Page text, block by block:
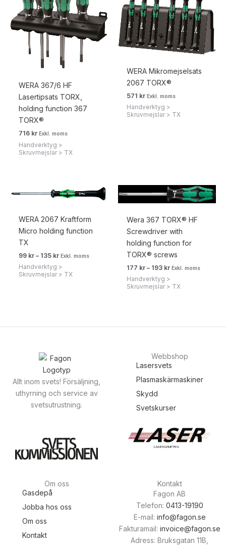
WERA 367/6 HF
Lasertipsats TORX,
holding function 367
TORX®
716 kr Exkl. moms
Handverktyg >
Skruvmejslar > TX
WERA Mikromejselsats
2067 TORX®
571 kr Exkl. moms
Handverktyg >
Skruvmejslar > TX
WERA 2067 Kraftform
Micro holding function
TX
99 kr – 135 kr
Prisintervall:
99 kr124 kr
Exkl. moms
Handverktyg >
Skruvmejslar > TX
Wera 367 TORX® HF
Screwdriver with
holding function for
TORX® screws
177 kr – 193 kr
Prisintervall:
177 kr221 kr
till
Exkl. moms
Handverktyg >
Skruvmejslar > TX
Allt inom svets! Försäljning,
uthyrning och service av
svetsutrustning.
Webbshop
Lasersvets
Plasmaskärmaskiner
Skydd
Svetskurser
Om oss
Gasdepå
Jobba hos oss
Om oss
Kontakt
Kontakt
Fagon AB
Telefon: 0413-19190
E-mail: info@fagon.se
Fakturamail: invoice@fagon.se
Adress: Bruksgatan 11B,